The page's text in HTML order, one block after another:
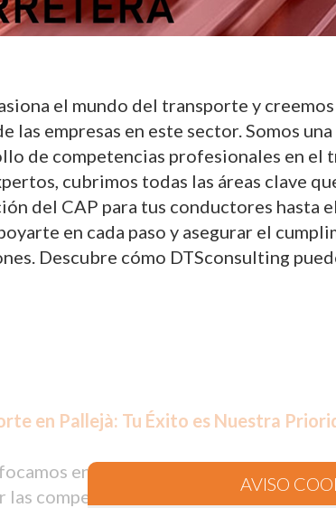
el mundo del transporte y
las empresas en este sector. Somos
de competencias profesionales en
cubrimos todas las áreas clave
del CAP para tus conductores hasta
en cada paso y asegurar el
Descubre cómo DTSconsulting
en Pallejà: Tu Éxito es Nuestra
en proporcionar servicios de
las competencias profesionales del